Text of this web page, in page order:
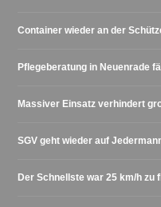
Container wieder an der
Pflegeberatung in Neuenrade
Massiver Einsatz verhindert
SGV geht wieder auf
Der Schnellste war 25 km/h zu